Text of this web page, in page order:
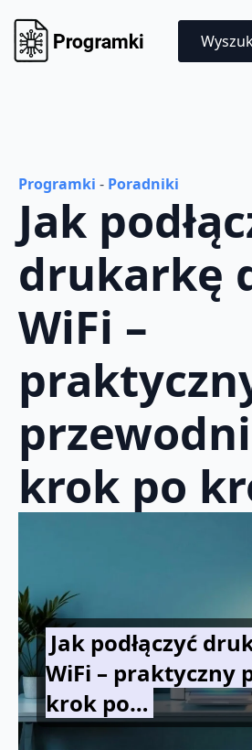
Programki - Poradniki
Jak
drukarkę
WiFi –
krok po
Jak podłączyć
WiFi – praktyczny
krok po…